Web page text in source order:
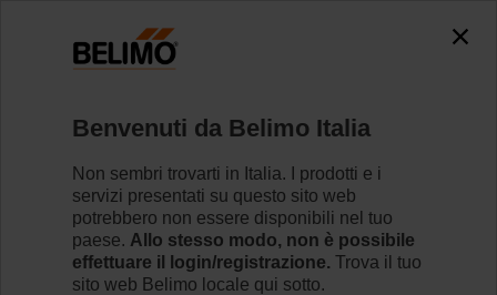
News
Press Release: New Hydronic
Simulator Tool Offered by
Belimo
Benvenuti da Belimo Italia
Non sembri trovarti in Italia. I prodotti e i
servizi presentati su questo sito web
potrebbero non essere disponibili nel tuo
paese. Allo stesso modo, non è possibile
effettuare il login/registrazione. Trova il tuo
sito web Belimo locale qui sotto.